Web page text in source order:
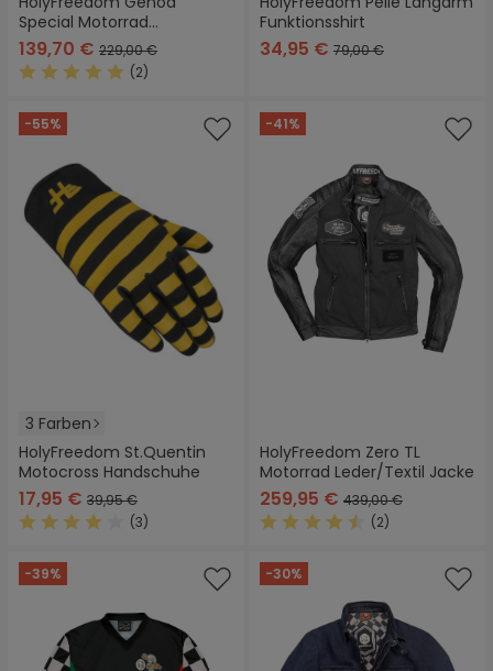
Special Motorrad
Textiljacke
139,70 € 229,00 €
(2)
Funktionsshirt
34,95 € 79,00 €
-55%
3 Farben
HolyFreedom St.Quentin
Motocross Handschuhe
17,95 € 39,95 €
(3)
-41%
HolyFreedom Zero TL
Motorrad Leder/Textil Jacke
259,95 € 439,00 €
(2)
-39% -30%